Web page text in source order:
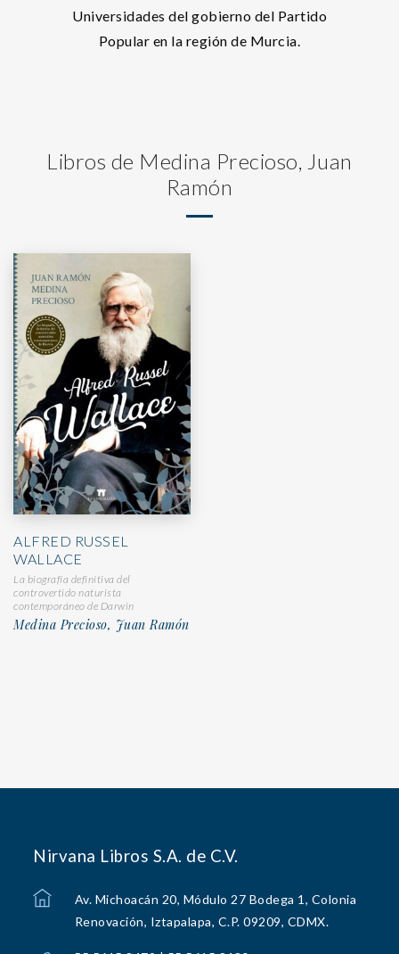
Universidades del gobierno del Partido
Popular en la región de Murcia.
Libros de Medina Precioso, Juan
Ramón
ALFRED RUSSEL
WALLACE
La biografía definitiva del
controvertido naturista
contemporáneo de Darwin
Medina Precioso, Juan Ramón
Nirvana Libros S.A. de C.V.
Av. Michoacán 20, Módulo 27 Bodega 1, Colonia
Renovación, Iztapalapa, C.P. 09209, CDMX.